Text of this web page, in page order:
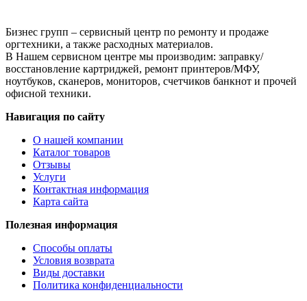
Бизнес групп – сервисный центр по ремонту и продаже
оргтехники, а также расходных материалов.
В Нашем сервисном центре мы производим: заправку/
восстановление картриджей, ремонт принтеров/МФУ,
ноутбуков, сканеров, мониторов, счетчиков банкнот и прочей
офисной техники.
Навигация по сайту
О нашей компании
Каталог товаров
Отзывы
Услуги
Контактная информация
Карта сайта
Полезная информация
Способы оплаты
Условия возврата
Виды доставки
Политика конфиденциальности